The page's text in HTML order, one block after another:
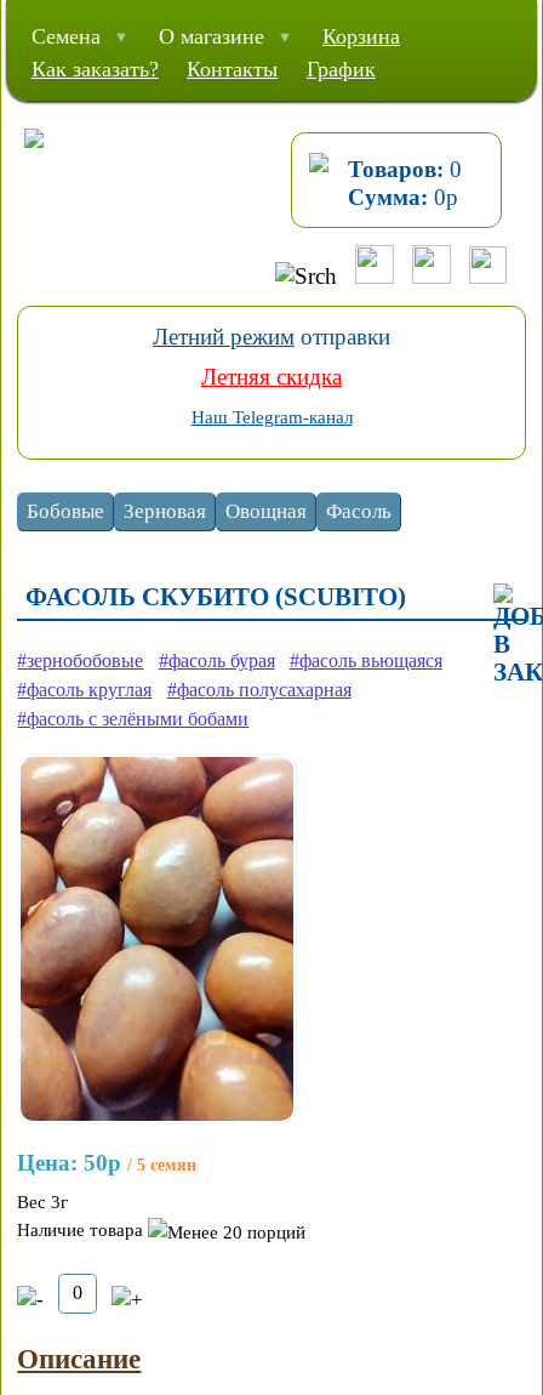
Семена О магазине
Корзина
Как заказать?
Контакты График
Товаров: 0
Сумма: 0р
Летний режим отправки
Летняя скидка
Наш Telegram-канал
ФАСОЛЬ СКУБИТО (SCUBITO)
#зернобобовые #фасоль бурая
#фасоль вьющаяся
#фасоль круглая
#фасоль полусахарная
#фасоль с зелёными бобами
Цена: 50р / 5 семян
Вес 3г
Наличие товара
Описание